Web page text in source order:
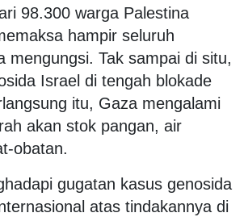
98.300 warga Palestina
hampir seluruh
mengungsi. Tak sampai di situ,
Israel di tengah blokade
itu, Gaza mengalami
akan stok pangan, air
obatan.
gugatan kasus genosida
atas tindakannya di